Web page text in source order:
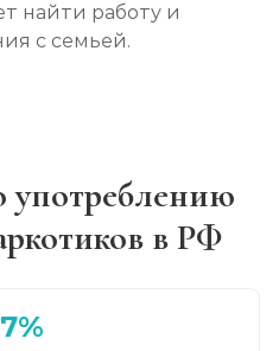
найти работу и
с семьей.
употреблению
в РФ